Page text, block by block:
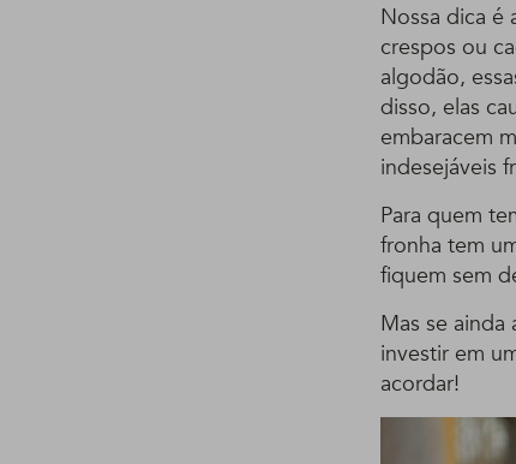
Nossa dica é
crespos ou
algodão,
disso, elas
embaracem
indesejáveis
Para quem
fronha tem
fiquem sem
Mas se
investir em
acordar!